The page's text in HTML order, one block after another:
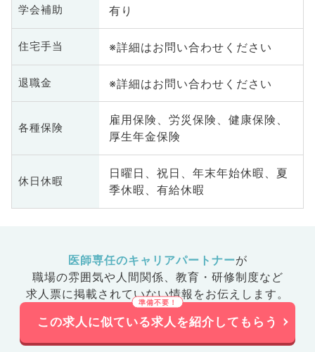
学会補助 有り
住宅手当 ※詳細はお問い合わせください
退職金 ※詳細はお問い合わせください
各種保険
雇用保険、労災保険、健康保険、
厚生年金保険
休日休暇
日曜日、祝日、年末年始休暇、夏
季休暇、有給休暇
医師専任のキャリアパートナーが
職場の雰囲気や人間関係、 教育・研修制度など
求人票に掲載されていない情報をお伝えします。
この求人に似ている求人を紹介してもらう